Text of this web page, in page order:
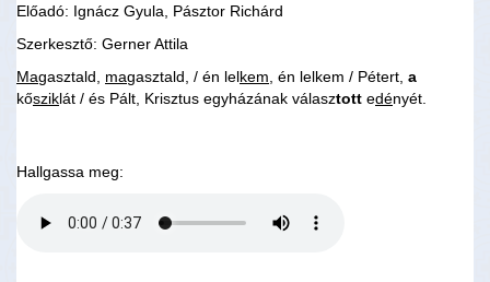
Előadó: Ignácz Gyula, Pásztor Richárd
Szerkesztő: Gerner Attila
Magasztald, magasztald, / én lelkem , én lelkem / Pétert, a
kősziklát / és Pált, Krisztus egyházának választott edényét.
Hallgassa meg: